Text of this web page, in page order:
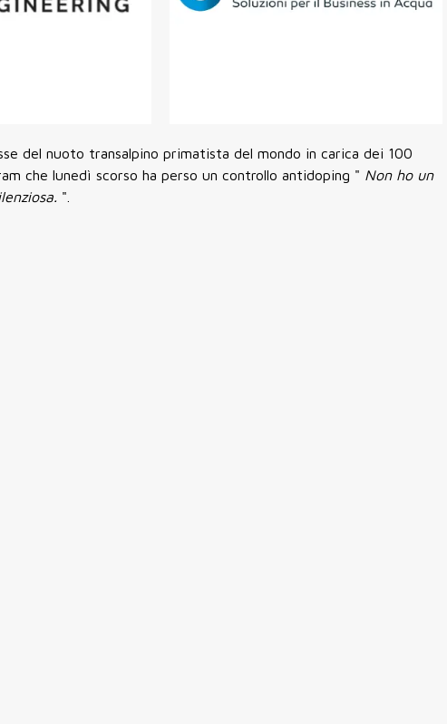
del nuoto transalpino primatista del mondo in carica dei 100
che lunedì scorso ha perso un controllo antidoping " Non ho un
".